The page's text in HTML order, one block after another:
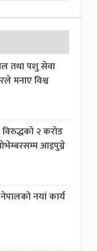
तथा पशु सेवा
मनाए विश्व
विरुद्धको २ करोड
आइपुग्ने
नयां कार्य